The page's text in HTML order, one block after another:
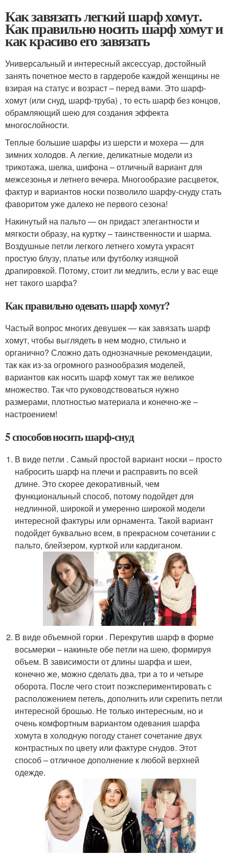
Как завязать легкий шарф хомут.
Как правильно носить шарф хомут и
как красиво его завязать
Универсальный и интересный аксессуар, достойный
занять почетное место в гардеробе каждой женщины не
взирая на статус и возраст – перед вами. Это шарф-
хомут (или снуд, шарф-труба) , то есть шарф без концов,
обрамляющий шею для создания эффекта
многослойности.
Теплые большие шарфы из шерсти и мохера — для
зимних холодов. А легкие, деликатные модели из
трикотажа, шелка, шифона – отличный вариант для
межсезонья и летнего вечера. Многообразие расцветок,
фактур и вариантов носки позволило шарфу-снуду стать
фаворитом уже далеко не первого сезона!
Накинутый на пальто — он придаст элегантности и
мягкости образу, на куртку – таинственности и шарма.
Воздушные петли легкого летнего хомута украсят
простую блузу, платье или футболку изящной
драпировкой. Потому, стоит ли медлить, если у вас еще
нет такого шарфа?
Как правильно одевать шарф хомут?
Частый вопрос многих девушек — как завязать шарф
хомут, чтобы выглядеть в нем модно, стильно и
органично? Сложно дать однозначные рекомендации,
так как из-за огромного разнообразия моделей,
вариантов как носить шарф хомут так же великое
множество. Так что руководствоваться нужно
размерами, плотностью материала и конечно-же –
настроением!
5 способов носить шарф-снуд
В виде петли . Самый простой вариант носки – просто
набросить шарф на плечи и расправить по всей
длине. Это скорее декоративный, чем
функциональный способ, потому подойдет для
недлинной, широкой и умеренно широкой модели
интересной фактуры или орнамента. Такой вариант
подойдет буквально всем, в прекрасном сочетании с
пальто, блейзером, курткой или кардиганом.
В виде объемной горки . Перекрутив шарф в форме
восьмерки – накиньте обе петли на шею, формируя
объем. В зависимости от длины шарфа и шеи,
конечно же, можно сделать два, три а то и четыре
оборота. После чего стоит поэкспериментировать с
расположением петель, дополнить или скрепить петли
интересной брошью. Не только интересным, но и
очень комфортным вариантом одевания шарфа
хомута в холодную погоду станет сочетание двух
контрастных по цвету или фактуре снудов. Этот
способ – отличное дополнение к любой верхней
одежде.